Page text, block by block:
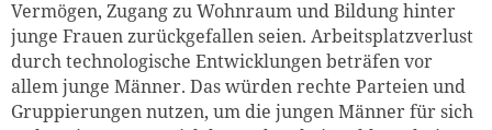
Vermögen, Zugang zu Wohnraum und Bildung hinter
junge Frauen zurückgefallen seien. Arbeitsplatzverlust
durch technologische Entwicklungen beträfen vor
allem junge Männer. Das würden rechte Parteien und
Gruppierungen nutzen, um die jungen Männer für sich